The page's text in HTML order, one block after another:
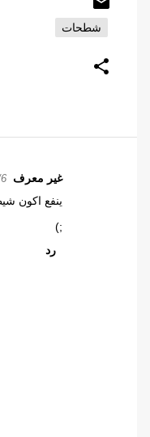
شطحات
غير معرف 6‏/1‏/2010، 11:07 م
ينفع اكون
;)
رد